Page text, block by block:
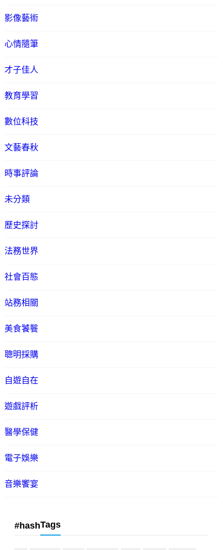
影像藝術
心情隨筆
才子佳人
教育學習
數位科技
文藝春秋
時事評論
未分類
歷史探討
法務世界
社會百態
站務相關
美食饕餮
聰明採購
自遊自在
遊戲評析
醫學保健
電子娛樂
音樂饗宴
#hashTags